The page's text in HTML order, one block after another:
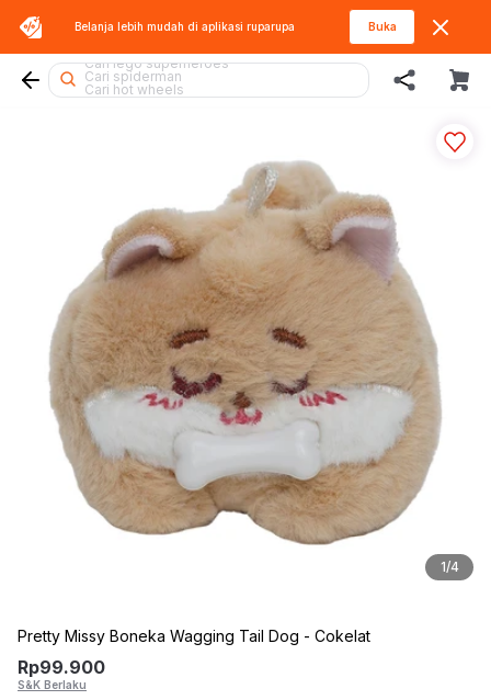
Belanja lebih mudah di aplikasi ruparupa Buka
Cari gel blaster
Cari lego superheroes
Cari spiderman
Cari hot wheels
Cari sylvanian
Cari thomas
Cari blaster
Cari tobot
Cari squishy
Cari rolife sanrio
Cari lego botanicals
Cari mobil
Cari hello kitty
Cari barbie
Cari miffy
Cari batman
Cari blokees
Cari lego
1/4
Pretty Missy Boneka Wagging Tail Dog - Cokelat
Rp99.900
S&K Berlaku